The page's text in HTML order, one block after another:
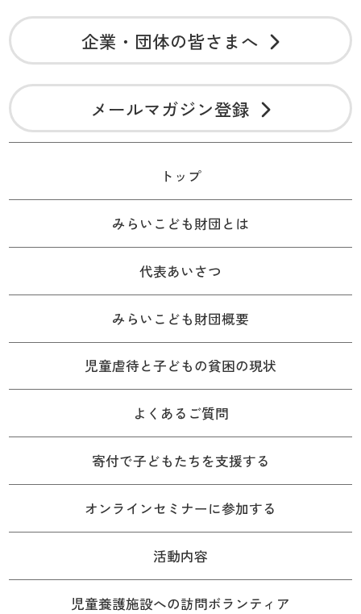
企業・団体の皆さまへ
メールマガジン登録
トップ
みらいこども財団とは
代表あいさつ
みらいこども財団概要
児童虐待と子どもの貧困の現状
よくあるご質問
寄付で子どもたちを支援する
オンラインセミナーに参加する
活動内容
児童養護施設への訪問ボランティア